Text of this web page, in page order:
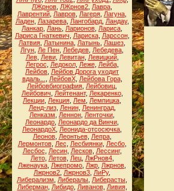
ЛЖрнов ЛЖрнов2 Лавра
Лаврентий Лавров Лагеря Лагуна
Ладен, Лазарева, Лангобард, Ландау,
Ланкар Лань Ларионов Лариса
Лариса Гнаткевич
Лариска, Ларссон,
Латвия Латынина Латынь Лашез
Лгун Ле Пен Лебедев Лебедева
Лев, Леви, Левитан, Левицкий,
Легрос
Ледокол, Леже, Лейба,
Лейбов Лейбов Дорога уходит
вдаль...
ЛейбовХ, Лейбова Гора,
Лейбовбиография Лейбовиц
Лейбович
Лейтенант, Лекаренко,
Лекции Лекция Лем Лемпицка
Ленд-лиз, Ленин, Ленинград,
Ленказм
Леннон Ленточки
Леонардо Леонардо да Винчи
ЛеонардоХ Леонида-отсосючка
Леонов, Леонтьев, Лепра,
Лермонтов, Лес Лесбиянки, Лесбо,
Лесбос
Лесин, Лесков, Лессинг,
Лето, Летов, Лец, ЛжРнов4,
Лженаука Лжепромо Лжр Лжрнов
Лжрнов2 Лжрнов3 ЛиРу,
Либерализм
Либералы Либерасты
Либерман, Либидо, Ливанов, Ливия,